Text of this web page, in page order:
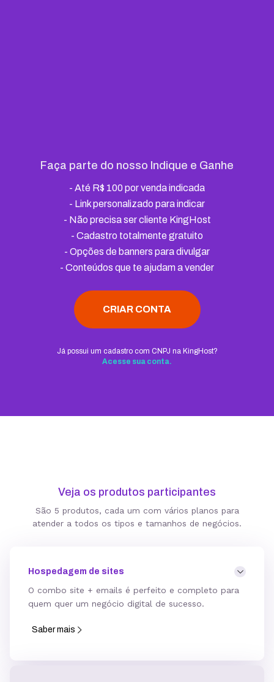
Faça parte do nosso Indique e Ganhe
- Até R$ 100 por venda indicada
- Link personalizado para indicar
- Não precisa ser cliente KingHost
- Cadastro totalmente gratuito
- Opções de banners para divulgar
- Conteúdos que te ajudam a vender
CRIAR CONTA
Já possui um cadastro com CNPJ na KingHost?
Acesse sua conta.
Veja os produtos participantes
São 5 produtos, cada um com vários planos para
atender a todos os tipos e tamanhos de negócios.
Hospedagem de sites
O combo site + emails é perfeito e completo para
quem quer um negócio digital de sucesso.
Saber mais